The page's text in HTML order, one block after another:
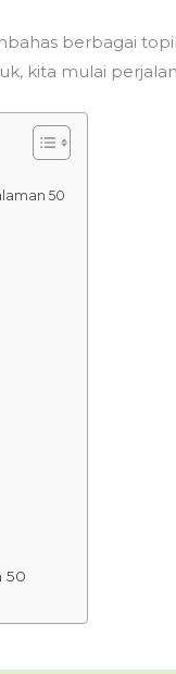
berbagai
kita mulai
50
50